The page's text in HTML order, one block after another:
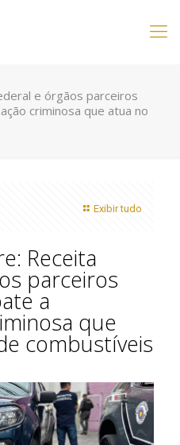
e órgãos parceiros
criminosa que atua no
Exibir tudo
Receita
parceiros
a
que
combustíveis